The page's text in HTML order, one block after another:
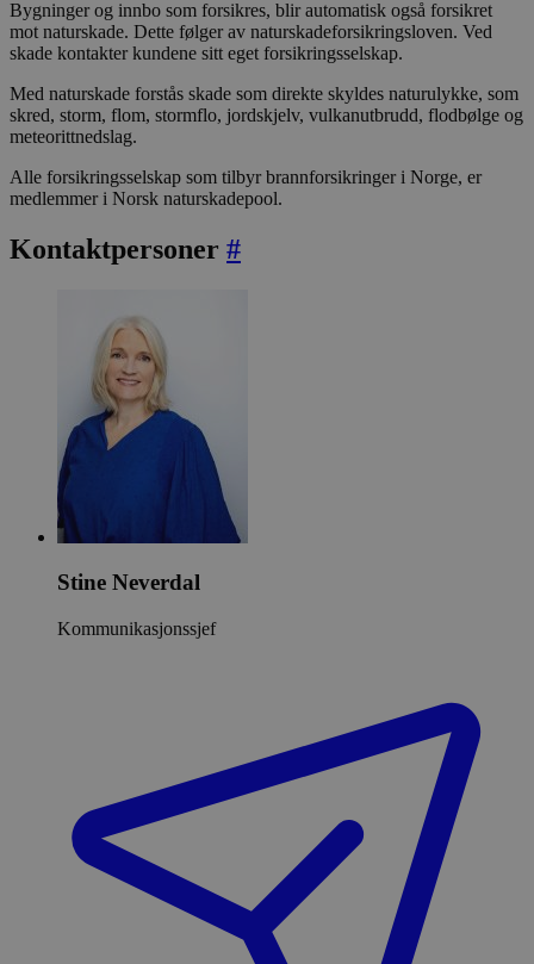
Bygninger og innbo som forsikres, blir automatisk også forsikret
mot naturskade. Dette følger av naturskadeforsikringsloven. Ved
skade kontakter kundene sitt eget forsikringsselskap.
Med naturskade forstås skade som direkte skyldes naturulykke, som
skred, storm, flom, stormflo, jordskjelv, vulkanutbrudd, flodbølge og
meteorittnedslag.
Alle forsikringsselskap som tilbyr brannforsikringer i Norge, er
medlemmer i Norsk naturskadepool.
Kontaktpersoner #
Stine Neverdal
Kommunikasjonssjef